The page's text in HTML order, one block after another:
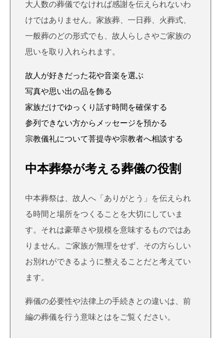
大人数の葬儀でなければ感謝を伝えられないわ
けではありません。家族葬、一日葬、火葬式、
一般葬のどの形式でも、故人らしさやご家族の
思いを取り入れられます。
故人が好きだった花や音楽を選ぶ
写真や思い出の品を飾る
家族だけでゆっくり話す時間を確保する
参列できない方からメッセージを預かる
宗教儀礼について菩提寺や宗教者へ相談する
中本葬祭が考える葬儀の役割
中本葬祭は、故人へ「ありがとう」を伝えられ
る時間と場所をつくることを大切にしていま
す。それは豪華さや規模を意味するものではあ
りません。ご家族が無理をせず、その方らしい
お別れができるように整えることだと考えてい
ます。
葬儀の必要性や法律上の手続きとの違いは、前
編の葬儀を行う意味とはをご覧ください。